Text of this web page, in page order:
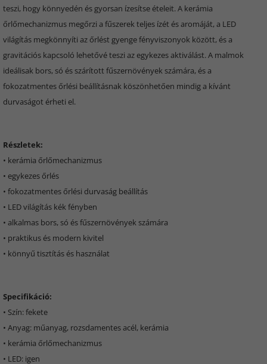
teszi, hogy könnyedén és gyorsan ízesítse ételeit. A kerámia
őrlőmechanizmus megőrzi a fűszerek teljes ízét és aromáját, a LED
világítás megkönnyíti az őrlést gyenge fényviszonyok között, és a
gravitációs kapcsoló lehetővé teszi az egykezes aktiválást. A malmok
ideálisak bors, só és szárított fűszernövények számára, és a
fokozatmentes őrlési beállításnak köszönhetően mindig a kívánt
durvaságot érheti el.
Részletek:
• kerámia őrlőmechanizmus
• egykezes őrlés
• fokozatmentes őrlési durvaság beállítás
• LED világítás kék fényben
• alkalmas bors, só és fűszernövények számára
• praktikus és modern kivitel
• könnyű tisztítás és használat
Specifikáció:
• Szín: fekete
• Anyag: műanyag, rozsdamentes acél, kerámia
• kerámia őrlőmechanizmus
• LED: igen